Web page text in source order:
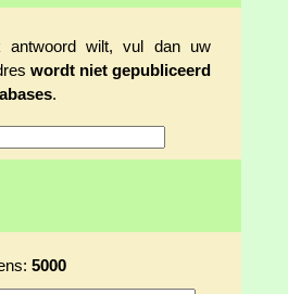
antwoord wilt, vul dan uw
wordt niet gepubliceerd
.
5000